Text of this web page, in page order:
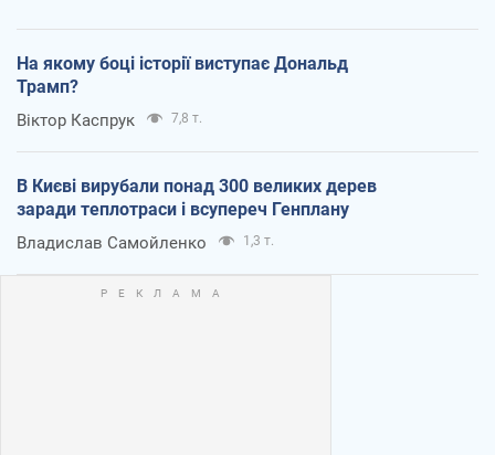
На якому боці історії виступає Дональд
Трамп?
Віктор Каспрук 7,8 т.
В Києві вирубали понад 300 великих дерев
заради теплотраси і всупереч Генплану
Владислав Самойленко 1,3 т.